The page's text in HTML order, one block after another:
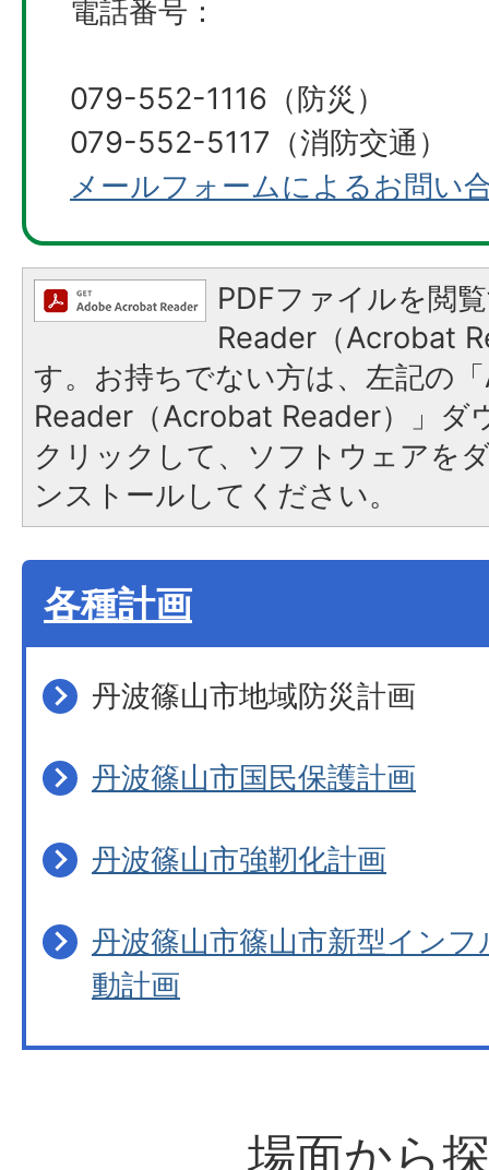
電話番号：
079-552-1116（防災）
079-552-5117（消防交通）
メールフォームによるお問い
PDFファイルを閲
Reader（Acrobat
す。お持ちでない方は、左記の
Reader（Acrobat Reader）」ダ
クリックして、ソフトウェアを
ンストールしてください。
各種計画
丹波篠山市地域防災計画
丹波篠山市国民保護計画
丹波篠山市強靭化計画
丹波篠山市篠山市新型イン
動計画
場面から